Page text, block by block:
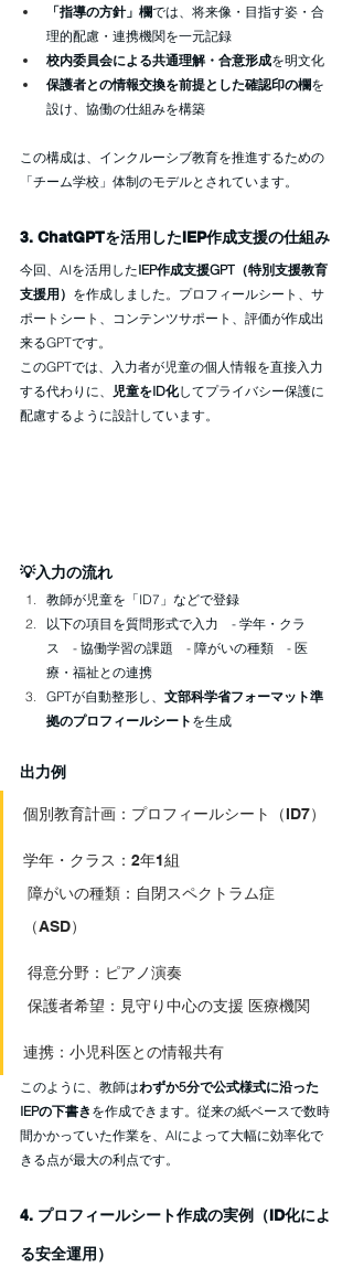
「指導の方針」欄では、将来像・目指す姿・合
理的配慮・連携機関を一元記録
校内委員会による共通理解・合意形成を明文化
保護者との情報交換を前提とした確認印の欄を
設け、協働の仕組みを構築
この構成は、インクルーシブ教育を推進するための
「チーム学校」体制のモデルとされています。
3. ChatGPTを活用したIEP作成支援の仕組み
今回、AIを活用したIEP作成支援GPT（特別支援教育
支援用） を作成しました。プロフィールシート、サ
ポートシート、コンテンツサポート、評価が作成出
来るGPTです。
このGPTでは、入力者が児童の個人情報を直接入力
する代わりに、
児童をID化してプライバシー保護に
配慮するように設計しています。
💡入力の流れ
教師が児童を「ID7」などで登録
以下の項目を質問形式で入力　- 学年・クラ
ス　- 協働学習の課題　- 障がいの種類　- 医
療・福祉との連携
GPTが自動整形し、 文部科学省フォーマット準
拠のプロフィールシート を生成
出力例
個別教育計画：プロフィールシート（ID7）
学年・クラス：2年1組
（ASD）
得意分野：ピアノ演奏
保護者希望：見守り中心の支援 医療機関
連携：小児科医との情報共有
このように、教師はわずか5分で公式様式に沿った
IEPの下書き を作成できます。従来の紙ベースで数時
間かかっていた作業を、AIによって大幅に効率化で
きる点が最大の利点です。
4. プロフィールシート作成の実例（ID化によ
る安全運用）